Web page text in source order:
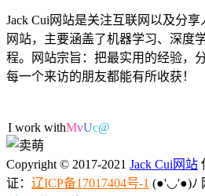
Jack Cui网站是关注互联网以及分
网站，主要涵盖了机器学习、深度
程。网站宗旨：把最实用的经验，
每一个来访的朋友都能有所收获！
I work with ML:{B}
Copyright © 2017-2021 Jack Cui网站
证： 辽ICP备17017404号-1 (●'◡'●)ﾉ